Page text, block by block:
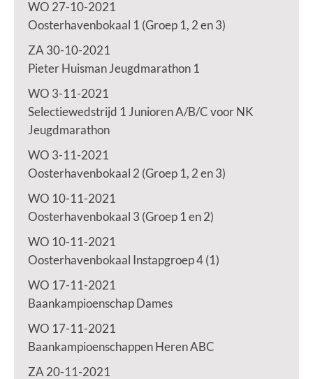
WO 27-10-2021
Oosterhavenbokaal 1 (Groep 1, 2 en 3)
ZA 30-10-2021
Pieter Huisman Jeugdmarathon 1
WO 3-11-2021
Selectiewedstrijd 1 Junioren A/B/C voor NK
Jeugdmarathon
WO 3-11-2021
Oosterhavenbokaal 2 (Groep 1, 2 en 3)
WO 10-11-2021
Oosterhavenbokaal 3 (Groep 1 en 2)
WO 10-11-2021
Oosterhavenbokaal Instapgroep 4 (1)
WO 17-11-2021
Baankampioenschap Dames
WO 17-11-2021
Baankampioenschappen Heren ABC
ZA 20-11-2021